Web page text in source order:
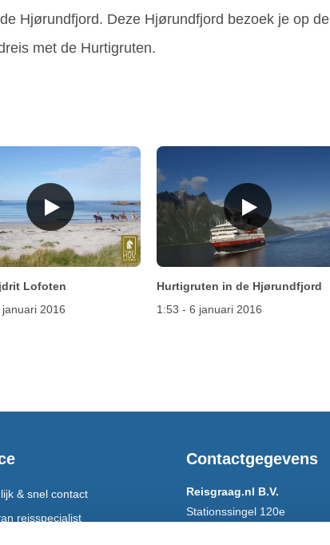
Hjørundfjord. Deze Hjørundfjord bezoek je op de
met de Hurtigruten.
Lofoten
2016
Hurtigruten in de Hjørundfjord
1:53 - 6 januari 2016
& snel contact
reisspecialist
Contactgegevens
Reisgraag.nl B.V.
Stationssingel 120e